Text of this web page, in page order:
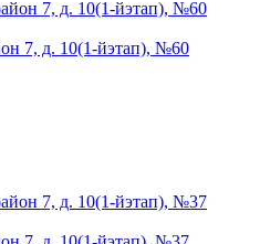
7, д. 10(1-йэтап), №60